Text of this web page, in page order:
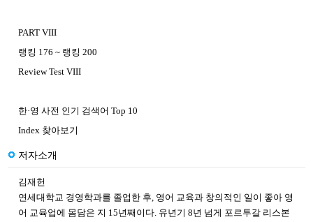
PART VIII
랭킹 176 ~ 랭킹 200
Review Test VIII
한·영 사전 인기 검색어 Top 10
Index 찾아보기
저자소개
김재헌
연세대학교 경영학과를 졸업한 후, 영어 교육과 창의적인 일이 좋아 영
어 교육업에 몸담은 지 15년째이다. 유년기 8년 넘게 포르투갈 리스본